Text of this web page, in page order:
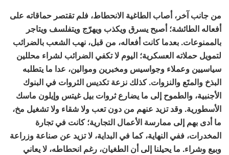
من جانب آخر، أصاب الطاغية الانحطاط، فلم تقتصر حماقاته على
أفعاله الطائشة؛ أصبح يسرق ويكذب ويهرّج ويتفلسف ويتاجر
بالممنوعات. بعدما كانت أفعاله، من قبل، نهب الشعب بالضرائب
لتمويل حملاته العسكرية؛ اليوم لا تكفي الضرائب لشراء محللين
سياسيين وعملاء وجواسيس ومخبرين وموالين، عدا ما يتطلبه
البذخ والمتَع والنزوات. كذلك نزعة تكديس الثروات في البنوك
الأجنبية، والطموح إلى ما يضارع ثروات بيل غيتس وإيلون ماسك
الأسطورية. وقد تزيد عنهم من دون تعب ولا شقاء ولا تشغيل مخ،
ما أدى بهم إلى ممارسة الأعمال التجارية؛ كانت في تجارة
المخدرات، ففي النهاية، كما في البداية، لا تزيد عن صناعة وزراعة
وبيع وشراء. ما يحيلنا إلى أن الطغيان، رغم انحطاطه، لا يعاني